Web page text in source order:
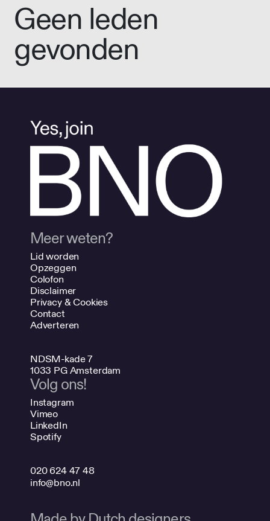
Geen leden
gevonden
Meer weten?
Lid worden
Opzeggen
Colofon
Disclaimer
Privacy & Cookies
Contact
Adverteren
NDSM-kade 7
1033 PG Amsterdam
Volg ons!
Instagram
Vimeo
LinkedIn
Spotify
020 624 47 48
info@bno.nl